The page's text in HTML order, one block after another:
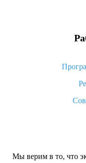
Мы верим в то, что